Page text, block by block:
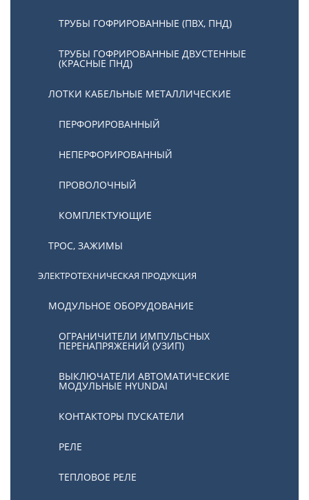
ТРУБЫ ГОФРИРОВАННЫЕ (ПВХ, ПНД)
ТРУБЫ ГОФРИРОВАННЫЕ ДВУСТЕННЫЕ
(КРАСНЫЕ ПНД)
ЛОТКИ КАБЕЛЬНЫЕ МЕТАЛЛИЧЕСКИЕ
ПЕРФОРИРОВАННЫЙ
НЕПЕРФОРИРОВАННЫЙ
ПРОВОЛОЧНЫЙ
КОМПЛЕКТУЮЩИЕ
ТРОС, ЗАЖИМЫ
ЭЛЕКТРОТЕХНИЧЕСКАЯ ПРОДУКЦИЯ
МОДУЛЬНОЕ ОБОРУДОВАНИЕ
ОГРАНИЧИТЕЛИ ИМПУЛЬСНЫХ
ПЕРЕНАПРЯЖЕНИЙ (УЗИП)
ВЫКЛЮЧАТЕЛИ АВТОМАТИЧЕСКИЕ
МОДУЛЬНЫЕ HYUNDAI
КОНТАКТОРЫ ПУСКАТЕЛИ
РЕЛЕ
ТЕПЛОВОЕ РЕЛЕ